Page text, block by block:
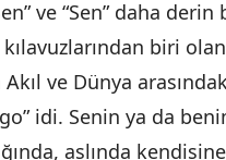
ve “Sen” daha
biri
Akıl ve Dünya
idi. Senin ya da
aslında